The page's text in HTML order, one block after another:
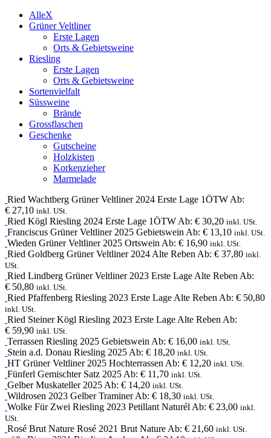
AlleX
Grüner Veltliner
Erste Lagen
Orts & Gebietsweine
Riesling
Erste Lagen
Orts & Gebietsweine
Sortenvielfalt
Süssweine
Brände
Grossflaschen
Geschenke
Gutscheine
Holzkisten
Korkenzieher
Marmelade
Ried Wachtberg Grüner Veltliner 2024 Erste Lage 1ÖTW Ab:
€ 27,10 inkl. USt.
Ried Kögl Riesling 2024 Erste Lage 1ÖTW Ab: € 30,20 inkl. USt.
Franciscus Grüner Veltliner 2025 Gebietswein Ab: € 13,10 inkl. USt.
Wieden Grüner Veltliner 2025 Ortswein Ab: € 16,90 inkl. USt.
Ried Goldberg Grüner Veltliner 2024 Alte Reben Ab: € 37,80 inkl.
USt.
Ried Lindberg Grüner Veltliner 2023 Erste Lage Alte Reben Ab:
€ 50,80 inkl. USt.
Ried Pfaffenberg Riesling 2023 Erste Lage Alte Reben Ab: € 50,80
inkl. USt.
Ried Steiner Kögl Riesling 2023 Erste Lage Alte Reben Ab:
€ 59,90 inkl. USt.
Terrassen Riesling 2025 Gebietswein Ab: € 16,00 inkl. USt.
Stein a.d. Donau Riesling 2025 Ab: € 18,20 inkl. USt.
HT Grüner Veltliner 2025 Hochterrassen Ab: € 12,20 inkl. USt.
Fünferl Gemischter Satz 2025 Ab: € 11,70 inkl. USt.
Gelber Muskateller 2025 Ab: € 14,20 inkl. USt.
Wildrosen 2023 Gelber Traminer Ab: € 18,30 inkl. USt.
Wolke Für Zwei Riesling 2023 Petillant Naturél Ab: € 23,00 inkl.
USt.
Rosé Brut Nature Rosé 2021 Brut Nature Ab: € 21,60 inkl. USt.